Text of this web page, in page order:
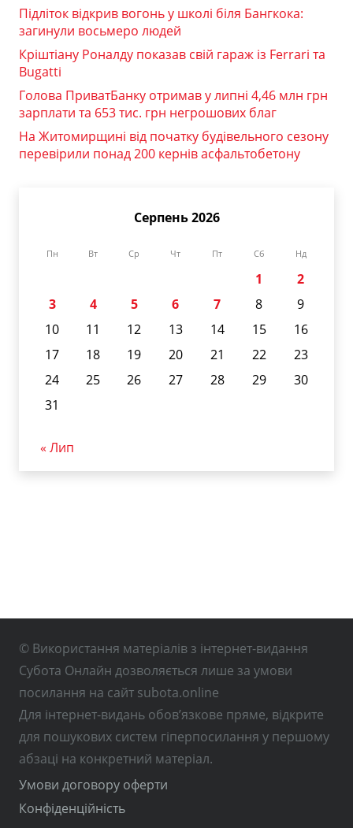
Підліток відкрив вогонь у школі біля Бангкока:
загинули восьмеро людей
Кріштіану Роналду показав свій гараж із Ferrari та
Bugatti
Голова ПриватБанку отримав у липні 4,46 млн грн
зарплати та 653 тис. грн негрошових благ
На Житомирщині від початку будівельного сезону
перевірили понад 200 кернів асфальтобетону
Серпень 2026
Пн Вт Ср Чт Пт Сб Нд
1
2
3
4 5 6 7 8
9
10
11 12 13 14 15
16
17
18 19 20 21 22
23
24
25 26 27 28 29
30
31
« Лип
© Використання матеріалів з інтернет-видання
Субота Онлайн дозволяється лише за умови
посилання на сайт subota.online
Для інтернет-видань обов’язкове пряме, відкрите
для пошукових систем гіперпосилання у першому
абзаці на конкретний матеріал.
Умови договору оферти
Конфіденційність